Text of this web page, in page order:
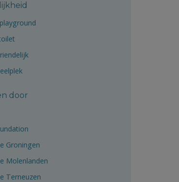
door
Groningen
Molenlanden
Terneuzen